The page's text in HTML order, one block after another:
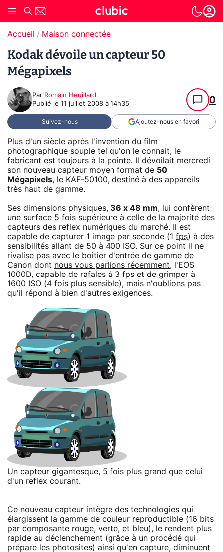
Accueil Maison connectée
Kodak dévoile un capteur 50
Mégapixels
Par Romain Heuillard
Publié le 11 juillet 2008 à 14h35 0
Suivez-nous Ajoutez-nous en favori
Plus d'un siècle après l'invention du film
photographique souple tel qu'on le connait, le
fabricant est toujours à la pointe. Il dévoilait mercredi
son nouveau capteur moyen format de 50
Mégapixels, le KAF-50100, destiné à des appareils
très haut de gamme.
Ses dimensions physiques, 36 x 48 mm, lui confèrent
une surface 5 fois supérieure à celle de la majorité des
capteurs des reflex numériques du marché. Il est
capable de capturer 1 image par seconde (1 fps) à des
sensibilités allant de 50 à 400 ISO. Sur ce point il ne
rivalise pas avec le boitier d'entrée de gamme de
Canon dont nous vous parlions récemment, l'EOS
1000D, capable de rafales à 3 fps et de grimper à
1600 ISO (4 fois plus sensible), mais n'oublions pas
qu'il répond à bien d'autres exigences.
Un capteur gigantesque, 5 fois plus grand que celui
d'un reflex courant.
Ce nouveau capteur intègre des technologies qui
élargissent la gamme de couleur reproductible (16 bits
par composante rouge, verte, et bleu), le rendent plus
rapide au déclenchement (grâce à un procédé qui
prépare les photosites) ainsi qu'en capture, diminuent